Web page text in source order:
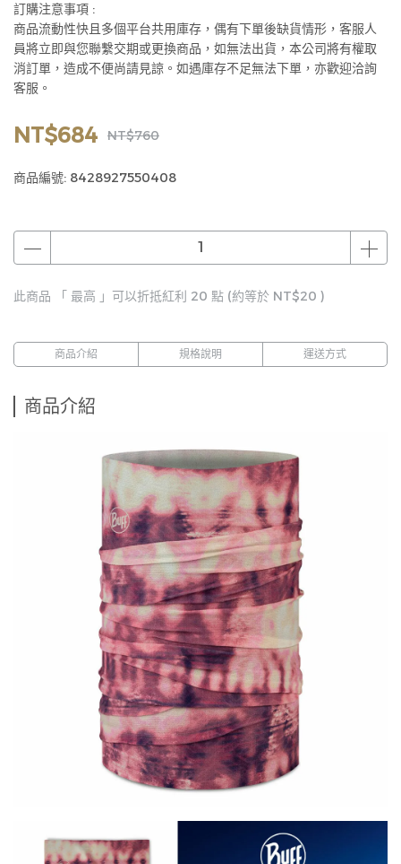
訂購注意事項 :
商品流動性快且多個平台共用庫存，偶有下單後缺貨情形，客服人
員將立即與您聯繫交期或更換商品，如無法出貨，本公司將有權取
消訂單，造成不便尚請見諒。如遇庫存不足無法下單，亦歡迎洽詢
客服。
NT$684 NT$760
商品編號: 8428927550408
此商品 「 最高 」可以折抵紅利 20 點 (約等於 NT$20 )
商品介紹 規格說明 運送方式
商品介紹